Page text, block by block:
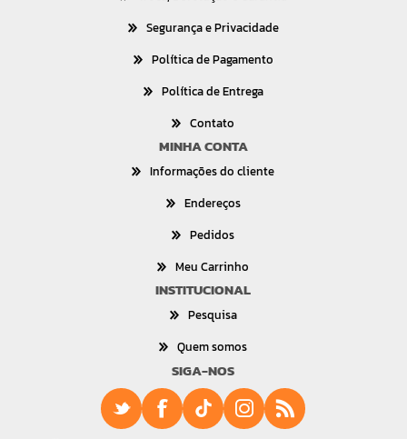
Segurança e Privacidade
Política de Pagamento
Política de Entrega
Contato
MINHA CONTA
Informações do cliente
Endereços
Pedidos
Meu Carrinho
INSTITUCIONAL
Pesquisa
Quem somos
SIGA-NOS